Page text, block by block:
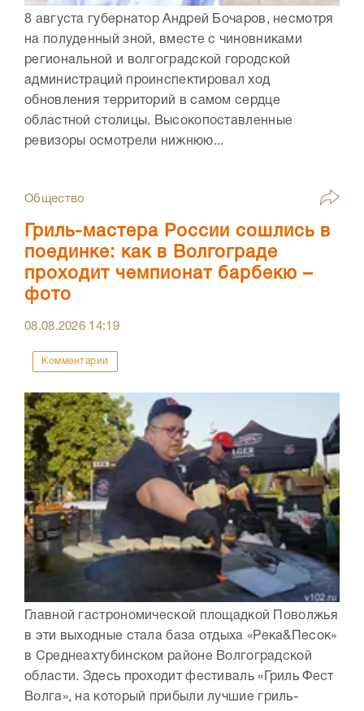
8 августа губернатор Андрей Бочаров, несмотря
на полуденный зной, вместе с чиновниками
региональной и волгоградской городской
администраций проинспектировал ход
обновления территорий в самом сердце
областной столицы. Высокопоставленные
ревизоры осмотрели нижнюю...
Общество
Гриль-мастера России сошлись в
поединке: как в Волгограде
проходит чемпионат барбекю –
фото
08.08.2026 14:19
Комментарии
Главной гастрономической площадкой Поволжья
в эти выходные стала база отдыха «Река&Песок»
в Среднеахтубинском районе Волгоградской
области. Здесь проходит фестиваль «Гриль Фест
Волга», на который прибыли лучшие гриль-